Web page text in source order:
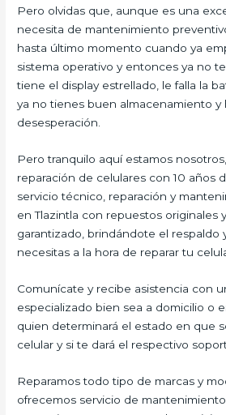
Pero olvidas que, aunque es una
necesita de mantenimiento
hasta último momento cuando ya
sistema operativo y entonces ya no
tiene el display estrellado, le falla la
ya no tienes buen almacenamiento y
desesperación.
Pero tranquilo aquí estamos
reparación de celulares con 10 años
servicio técnico, reparación y
en Tlazintla con repuestos originales
garantizado, brindándote el respaldo
necesitas a la hora de reparar tu
Comunícate y recibe asistencia con
especializado bien sea a domicilio o
quien determinará el estado en que
celular y si te dará el respectivo
Reparamos todo tipo de marcas y
ofrecemos servicio de